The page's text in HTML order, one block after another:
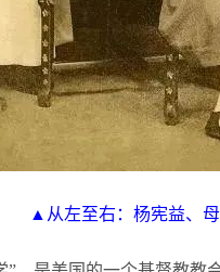
▲从左至右：杨宪益、